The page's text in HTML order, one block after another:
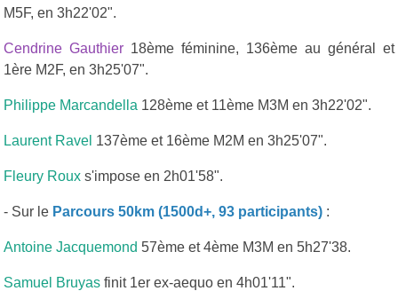
M5F, en 3h22'02".
Cendrine Gauthier 18ème féminine, 136ème au général et
1ère M2F, en 3h25'07".
Philippe Marcandella 128ème et 11ème M3M en 3h22'02".
Laurent Ravel 137ème et 16ème M2M en 3h25'07".
Fleury Roux s'impose en 2h01'58".
- Sur le Parcours 50km (1500d+, 93 participants) :
Antoine Jacquemond 57ème et 4ème M3M en 5h27'38.
Samuel Bruyas finit 1er ex-aequo en 4h01'11".